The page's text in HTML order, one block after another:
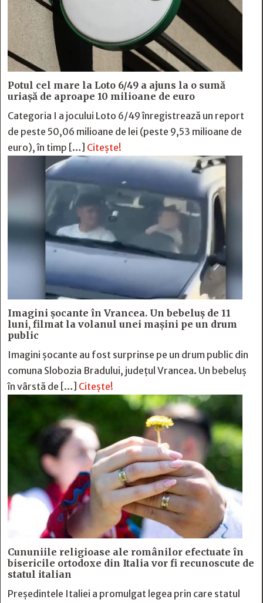
Potul cel mare la Loto 6/49 a ajuns la o sumă
uriașă de aproape 10 milioane de euro
Categoria I a jocului Loto 6/49 înregistrează un report
de peste 50,06 milioane de lei (peste 9,53 milioane de
euro), în timp […] Citește!
Imagini șocante în Vrancea. Un bebeluș de 11
luni, filmat la volanul unei mașini pe un drum
public
Imagini șocante au fost surprinse pe un drum public din
comuna Slobozia Bradului, județul Vrancea. Un bebeluș
în vârstă de […] Citește!
Cununiile religioase ale românilor efectuate în
bisericile ortodoxe din Italia vor fi recunoscute de
statul italian
Președintele Italiei a promulgat legea prin care statul